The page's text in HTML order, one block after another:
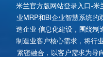
米兰官方版网站登录入口-
业MRP和BI企业智慧系统的
造企业 信息化建设，围绕制
制造业客户核心需求，将行
紧密融合，以客户需求为导